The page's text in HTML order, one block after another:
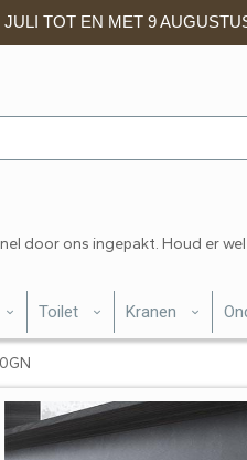
TOT EN MET 9
door ons ingepakt. Houd er
Toilet Kranen